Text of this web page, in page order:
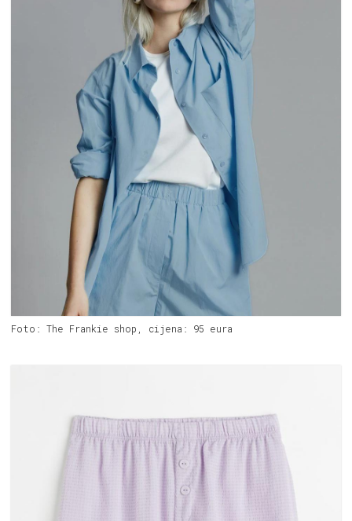
Foto: The Frankie shop, cijena: 95 eura